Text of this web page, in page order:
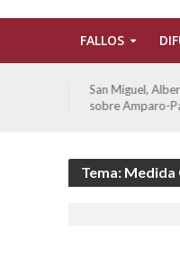
FALLOS
San Miguel,
sobre Amparo-
Tema: